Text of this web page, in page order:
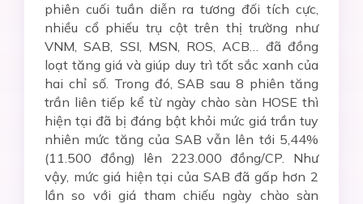
phiên cuối tuần diễn ra tương đối tích cực,
nhiều cổ phiếu trụ cột trên thị trường như
VNM, SAB, SSI, MSN, ROS, ACB… đã đồng
loạt tăng giá và giúp duy trì tốt sắc xanh của
hai chỉ số. Trong đó, SAB sau 8 phiên tăng
trần liên tiếp kể từ ngày chào sàn HOSE thì
hiện tại đã bị đáng bật khỏi mức giá trần tuy
nhiên mức tăng của SAB vẫn lên tới 5,44%
(11.500 đồng) lên 223.000 đồng/CP. Như
vậy, mức giá hiện tại của SAB đã gấp hơn 2
lần so với giá tham chiếu ngày chào sàn